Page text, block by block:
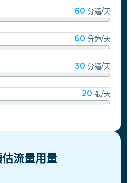
60 分鐘/天
60 分鐘/天
30 分鐘/天
20 張/天
流量用量